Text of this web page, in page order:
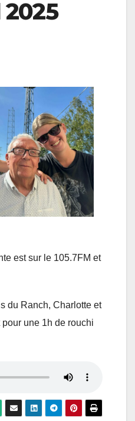
est sur le 105.7FM et
du Ranch, Charlotte et
une 1h de rouchi